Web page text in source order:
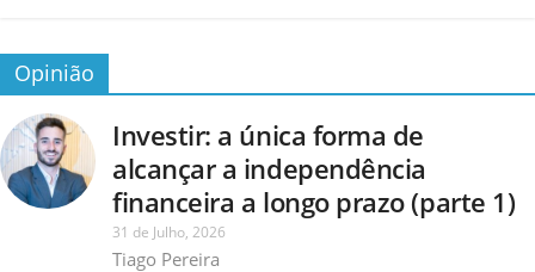
Opinião
Investir: a única forma de
alcançar a independência
financeira a longo prazo (parte 1)
31 de Julho, 2026
Tiago Pereira